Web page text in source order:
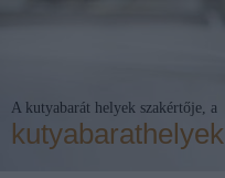
A kutyabarát helyek szakértője, a
kutyabarathelyek